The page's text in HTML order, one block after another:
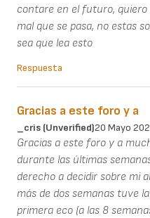
contare en el futuro, quiero
mal que se pasa, no estas
sea que lea esto
Respuesta
Gracias a este foro y a
_cris (unverified)20 Mayo
Gracias a este foro y a
durante las últimas
derecho a decidir sobre mi
más de dos semanas tuve
primera eco (a las 8